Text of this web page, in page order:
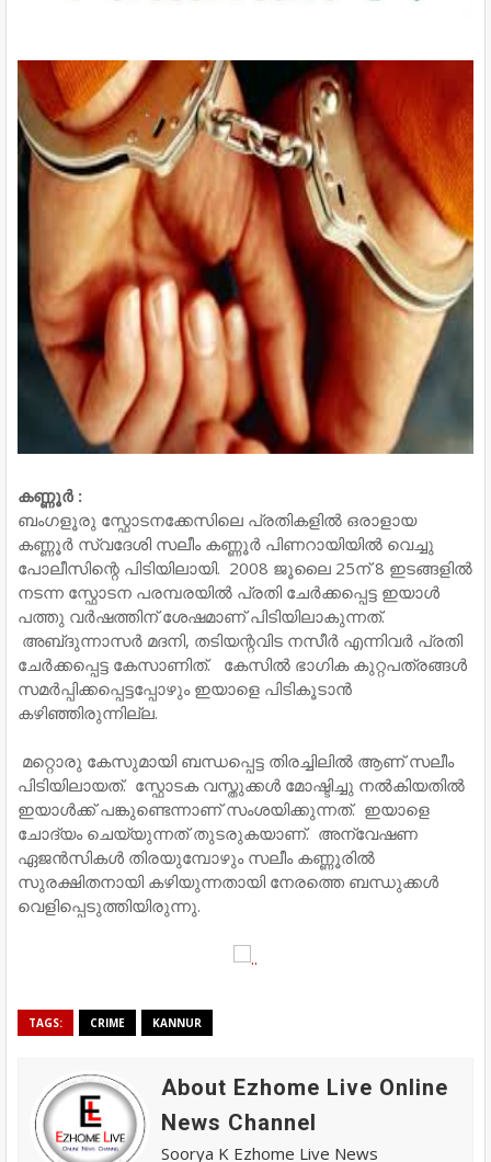
കണ്ണൂർ :
ബംഗളൂരു സ്ഫോടനക്കേസിലെ പ്രതികളിൽ ഒരാളായ
കണ്ണൂർ സ്വദേശി സലീം കണ്ണൂർ പിണറായിയിൽ വെച്ചു
പോലീസിന്റെ പിടിയിലായി. 2008 ജൂലൈ 25ന് 8 ഇടങ്ങളിൽ
നടന്ന സ്ഫോടന പരമ്പരയിൽ പ്രതി ചേർക്കപ്പെട്ട ഇയാൾ
പത്തു വർഷത്തിന് ശേഷമാണ് പിടിയിലാകുന്നത്.
അബ്‌ദുന്നാസർ മദനി, തടിയന്റവിട നസീർ എന്നിവർ പ്രതി
ചേർക്കപ്പെട്ട കേസാണിത്. കേസിൽ ഭാഗിക കുറ്റപത്രങ്ങൾ
സമർപ്പിക്കപ്പെട്ടപ്പോഴും ഇയാളെ പിടികൂടാൻ
കഴിഞ്ഞിരുന്നില്ല.
മറ്റൊരു കേസുമായി ബന്ധപ്പെട്ട തിരച്ചിലിൽ ആണ് സലീം
പിടിയിലായത്. സ്ഫോടക വസ്തുക്കൾ മോഷ്ടിച്ചു നൽകിയതിൽ
ഇയാൾക്ക് പങ്കുണ്ടെന്നാണ് സംശയിക്കുന്നത്. ഇയാളെ
ചോദ്യം ചെയ്യുന്നത് തുടരുകയാണ്. അന്വേഷണ
ഏജൻസികൾ തിരയുമ്പോഴും സലീം കണ്ണൂരിൽ
സുരക്ഷിതനായി കഴിയുന്നതായി നേരത്തെ ബന്ധുക്കൾ
വെളിപ്പെടുത്തിയിരുന്നു.
TAGS: CRIME KANNUR
About Ezhome Live Online
News Channel
Soorya K Ezhome Live News